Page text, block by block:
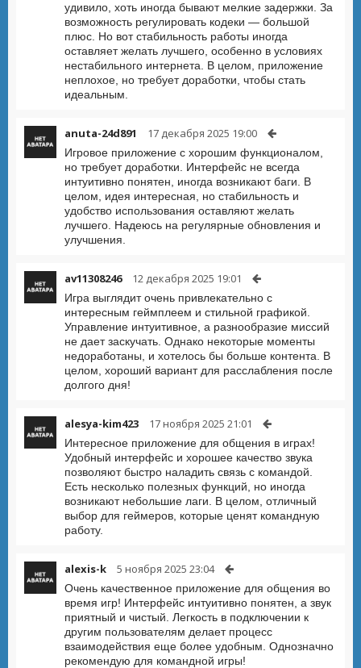
удивило, хоть иногда бывают мелкие задержки. За
возможность регулировать кодеки — большой
плюс. Но вот стабильность работы иногда
оставляет желать лучшего, особенно в условиях
нестабильного интернета. В целом, приложение
неплохое, но требует доработки, чтобы стать
идеальным.
anuta-24d891 17 декабря 2025 19:00
Игровое приложение с хорошим функционалом,
но требует доработки. Интерфейс не всегда
интуитивно понятен, иногда возникают баги. В
целом, идея интересная, но стабильность и
удобство использования оставляют желать
лучшего. Надеюсь на регулярные обновления и
улучшения.
av11308246 12 декабря 2025 19:01
Игра выглядит очень привлекательно с
интересным геймплеем и стильной графикой.
Управление интуитивное, а разнообразие миссий
не дает заскучать. Однако некоторые моменты
недоработаны, и хотелось бы больше контента. В
целом, хороший вариант для расслабления после
долгого дня!
alesya-kim423 17 ноября 2025 21:01
Интересное приложение для общения в играх!
Удобный интерфейс и хорошее качество звука
позволяют быстро наладить связь с командой.
Есть несколько полезных функций, но иногда
возникают небольшие лаги. В целом, отличный
выбор для геймеров, которые ценят командную
работу.
alexis-k 5 ноября 2025 23:04
Очень качественное приложение для общения во
время игр! Интерфейс интуитивно понятен, а звук
приятный и чистый. Легкость в подключении к
другим пользователям делает процесс
взаимодействия еще более удобным. Однозначно
рекомендую для командной игры!